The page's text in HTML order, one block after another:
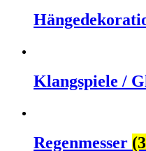
Klangspiele /
Regenmesser